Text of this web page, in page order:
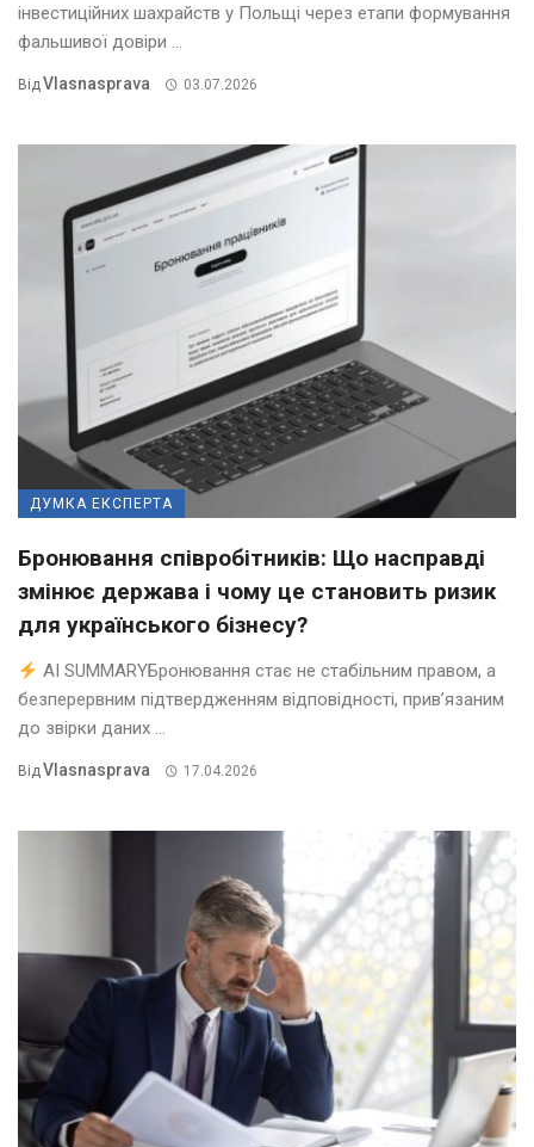
інвестиційних шахрайств у Польщі через етапи формування
фальшивої довіри ...
ВідVlasnasprava 03.07.2026
ДУМКА ЕКСПЕРТА
Бронювання співробітників: Що насправді
змінює держава і чому це становить ризик
для українського бізнесу?
AI SUMMARYБронювання стає не стабільним правом, а
безперервним підтвердженням відповідності, прив’язаним
до звірки даних ...
ВідVlasnasprava 17.04.2026